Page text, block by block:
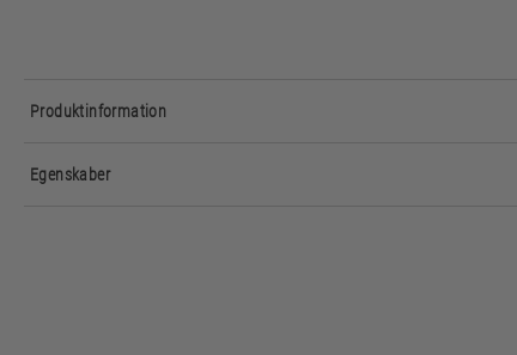
Egenskaber
Produktinformation